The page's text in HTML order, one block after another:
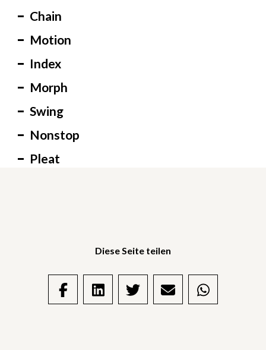
Chain
Motion
Index
Morph
Swing
Nonstop
Pleat
Diese Seite teilen